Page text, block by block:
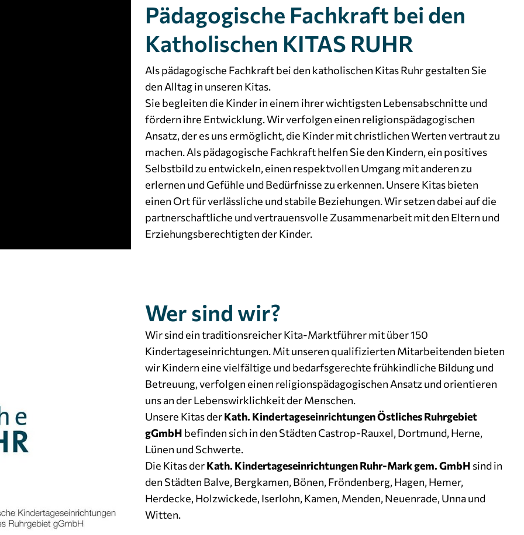
Pädagogische Fachkraft bei den
Katholischen KITAS RUHR
Als pädagogische Fachkraft bei den katholischen Kitas Ruhr gestalten Sie
den Alltag in unseren Kitas.
Sie begleiten die Kinder in einem ihrer wichtigsten Lebensabschnitte und
fördern ihre Entwicklung. Wir verfolgen einen religionspädagogischen
Ansatz, der es uns ermöglicht, die Kinder mit christlichen Werten vertraut zu
machen. Als pädagogische Fachkraft helfen Sie den Kindern, ein positives
Selbstbild zu entwickeln, einen respektvollen Umgang mit anderen zu
erlernen und Gefühle und Bedürfnisse zu erkennen. Unsere Kitas bieten
einen Ort für verlässliche und stabile Beziehungen. Wir setzen dabei auf die
partnerschaftliche und vertrauensvolle Zusammenarbeit mit den Eltern und
Erziehungsberechtigten der Kinder.
Wer sind wir?
Wir sind ein traditionsreicher Kita-Marktführer mit über 150
Kindertageseinrichtungen. Mit unseren qualifizierten Mitarbeitenden bieten
wir Kindern eine vielfältige und bedarfsgerechte frühkindliche Bildung und
Betreuung, verfolgen einen religionspädagogischen Ansatz und orientieren
uns an der Lebenswirklichkeit der Menschen.
Unsere Kitas derKath. Kindertageseinrichtungen Östliches Ruhrgebiet
gGmbH befinden sich in den Städten Castrop-Rauxel, Dortmund, Herne,
Lünen und Schwerte.
Die Kitas derKath. Kindertageseinrichtungen Ruhr-Mark gem. GmbH sind in
den Städten Balve, Bergkamen, Bönen, Fröndenberg, Hagen, Hemer,
Herdecke, Holzwickede, Iserlohn, Kamen, Menden, Neuenrade, Unna und
Witten.